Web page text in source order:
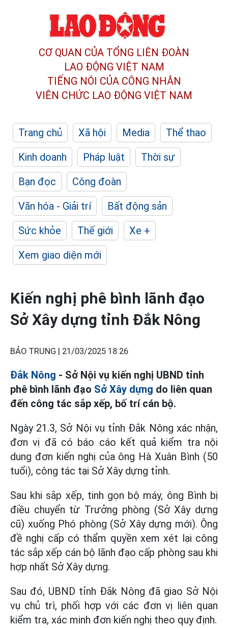
CƠ QUAN CỦA TỔNG LIÊN ĐOÀN
LAO ĐỘNG VIỆT NAM
TIẾNG NÓI CỦA CÔNG NHÂN
VIÊN CHỨC LAO ĐỘNG VIỆT NAM
Trang chủ Xã hội Media
Thể thao
Kinh doanh
Pháp luật
Thời sự
Bạn đọc
Công đoàn
Văn hóa - Giải trí
Bất động sản
Sức khỏe
Thế giới
Xe +
Xem giao diện mới
Kiến nghị phê bình lãnh đạo
Sở Xây dựng tỉnh Đắk Nông
BẢO TRUNG | 21/03/2025 18:26
Đắk Nông - Sở Nội vụ kiến nghị UBND tỉnh
phê bình lãnh đạo Sở Xây dựng do liên quan
đến công tác sắp xếp, bố trí cán bộ.
Ngày 21.3, Sở Nội vụ tỉnh Đắk Nông xác nhận,
đơn vị đã có báo cáo kết quả kiểm tra nội
dung đơn kiến nghị của ông Hà Xuân Bình (50
tuổi), công tác tại Sở Xây dựng tỉnh.
Sau khi sắp xếp, tinh gọn bộ máy, ông Bình bị
điều chuyển từ Trưởng phòng (Sở Xây dựng
cũ) xuống Phó phòng (Sở Xây dựng mới). Ông
đề nghị cấp có thẩm quyền xem xét lại công
tác sắp xếp cán bộ lãnh đạo cấp phòng sau khi
hợp nhất Sở Xây dựng.
Sau đó, UBND tỉnh Đắk Nông đã giao Sở Nội
vụ chủ trì, phối hợp với các đơn vị liên quan
kiểm tra, xác minh đơn kiến nghị theo quy định.